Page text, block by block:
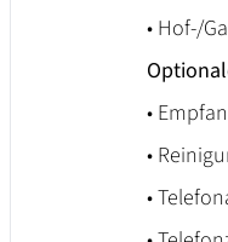
• Hof-/
•
•
•